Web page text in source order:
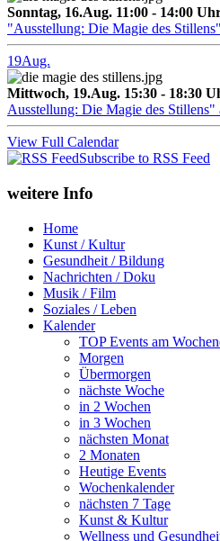
Sonntag, 16.Aug. 11:00 - 14:00
"Ausstellung: Die Magie des
19Aug.
Mittwoch, 19.Aug. 15:30 - 18:30
Ausstellung: Die Magie des
View Full Calendar
Subscribe to RSS Feed
weitere Info
Home
Kunst / Kultur
Gesundheit / Bildung
Nachrichten / Doku
Musik / Film
Soziales / Leben
Kalender
TOP Events am
Morgen
Übermorgen
nächste Woche
in 2 Wochen
in 3 Wochen
nächsten Monat
2 Monaten
Heutige Events
Wochenkalender
nächsten 7 Tage
Kunst & Kultur
Wellness und